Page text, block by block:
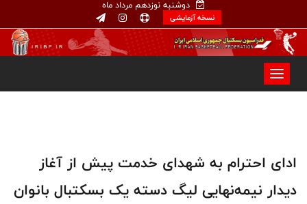
دوشنبه نوزدهم مرداد ماه
نسخه آزمایشی
ادای احترام به شهدای خدمت پیش از آغاز
دیدار نیمه‌نهایی لیگ دسته یک بسکتبال بانوان